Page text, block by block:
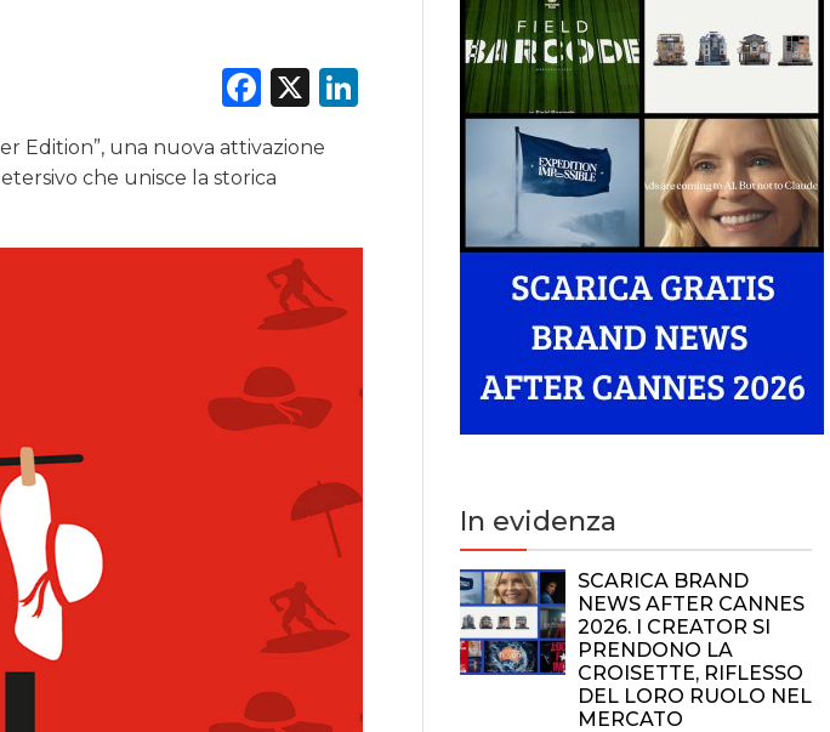
Facebook
X LinkedIn
Edition”, una nuova attivazione
che unisce la storica
In evidenza
SCARICA BRAND
NEWS AFTER CANNES
2026. I CREATOR SI
PRENDONO LA
CROISETTE, RIFLESSO
DEL LORO RUOLO NEL
MERCATO